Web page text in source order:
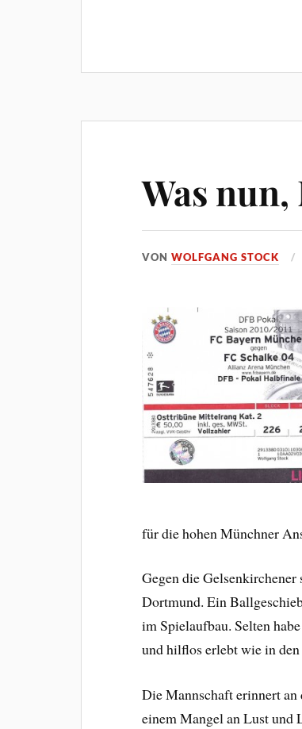
Was
VONWOLFGANG STOCK
für die hohen Münchner
Gegen die
Dortmund. Ein
im Spielaufbau. Selten
und hilflos erlebt wie in den
Die Mannschaft erinnert
einem Mangel an Lust und